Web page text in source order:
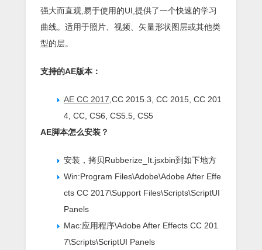
强大而直观,易于使用的UI,提供了一个快速的学习
曲线。适用于照片、视频、矢量形状图层或其他类
型的层。
支持的AE版本：
AE CC 2017 ,CC 2015.3, CC 2015, CC 201
4, CC, CS6, CS5.5, CS5
AE脚本怎么安装？
安装，拷贝Rubberize_It.jsxbin到如下地方
Win:Program Files\Adobe\Adobe After Effe
cts CC 2017\Support Files\Scripts\ScriptUI
Panels
Mac:应用程序\Adobe After Effects CC 201
7\Scripts\ScriptUI Panels